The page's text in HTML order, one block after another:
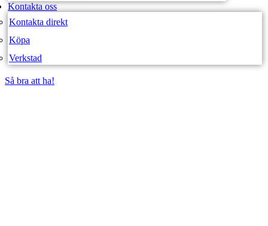
Kontakta oss
Kontakta direkt
Köpa
Verkstad
Så bra att ha!